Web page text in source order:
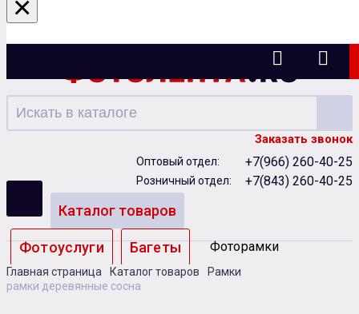
Казань
Заказать звонок
Оптовый отдел: +7(966) 260-40-25
Розничный отдел: +7(843) 260-40-25
Каталог товаров
Фотоуслуги Багеты Фоторамки
Главная страница Каталог товаров
Рамки
рамки деревянные сосна
×